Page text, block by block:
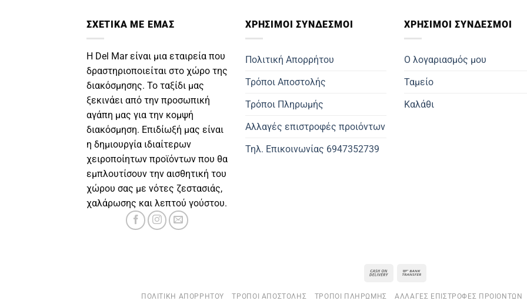
ΣΧΕΤΙΚΑ ΜΕ ΕΜΑΣ
Η Del Mar είναι μια εταιρεία που
δραστηριοποιείται στο χώρο της
διακόσμησης. Το ταξίδι μας
ξεκινάει από την προσωπική
αγάπη μας για την κομψή
διακόσμηση. Επιδίωξή μας είναι
η δημιουργία ιδιαίτερων
χειροποίητων προϊόντων που θα
εμπλουτίσουν την αισθητική του
χώρου σας με νότες ζεστασιάς,
χαλάρωσης και λεπτού γούστου.
ΧΡΗΣΙΜOΙ ΣΥΝΔΕΣΜΟΙ
Πολιτική Απορρήτου
Τρόποι Αποστολής
Τρόποι Πληρωμής
Αλλαγές επιστροφές προιόντων
Τηλ. Επικοινωνίας 6947352739
ΧΡΗΣΙΜΟΙ ΣΥΝΔΕΣΜΟΙ
Ο λογαριασμός μου
Ταμείο
Καλάθι
Cash
Delivery
ΠΟΛΙΤΙΚΉ ΑΠΟΡΡΉΤΟΥ ΤΡΌΠΟΙ ΑΠΟΣΤΟΛΉΣ ΤΡΌΠΟΙ ΠΛΗΡΩΜΉΣ ΑΛΛΑΓΈΣ ΕΠΙΣΤΡΟΦΈΣ ΠΡΟΙΌΝΤΩΝ